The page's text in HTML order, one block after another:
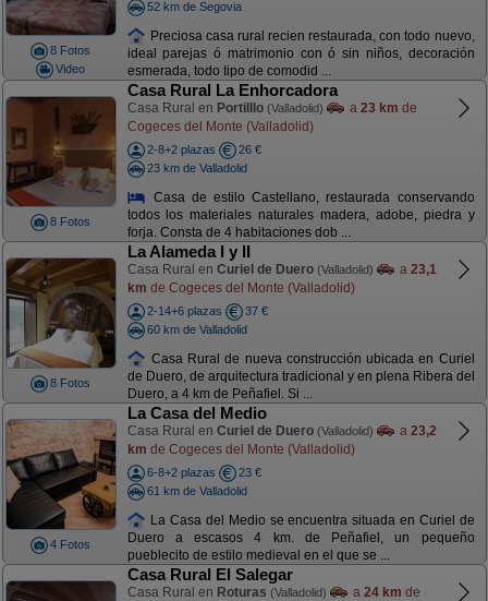
8 Fotos
Video
52 km de Segovia
Preciosa casa rural recien restaurada, con todo nuevo,
ideal parejas ó matrimonio con ó sin niños, decoración
esmerada, todo tipo de comodid ...
8 Fotos
Casa Rural La Enhorcadora
Casa Rural en Portilllo (Valladolid) a 23 km de
Cogeces del Monte (Valladolid)
2-8+2 plazas
26 €
23 km de Valladolid
Casa de estilo Castellano, restaurada conservando
todos los materiales naturales madera, adobe, piedra y
forja. Consta de 4 habitaciones dob ...
8 Fotos
La Alameda I y II
Casa Rural en Curiel de Duero (Valladolid) a 23,1
km de Cogeces del Monte (Valladolid)
2-14+6 plazas
37 €
60 km de Valladolid
Casa Rural de nueva construcción ubicada en Curiel
de Duero, de arquitectura tradicional y en plena Ribera del
Duero, a 4 km de Peñafiel. Si ...
4 Fotos
La Casa del Medio
Casa Rural en Curiel de Duero (Valladolid) a 23,2
km de Cogeces del Monte (Valladolid)
6-8+2 plazas
23 €
61 km de Valladolid
La Casa del Medio se encuentra situada en Curiel de
Duero a escasos 4 km. de Peñafiel, un pequeño
pueblecito de estilo medieval en el que se ...
Casa Rural El Salegar
Casa Rural en Roturas (Valladolid) a 24 km de